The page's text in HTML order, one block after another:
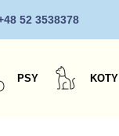
52 3538378
PSY KOTY